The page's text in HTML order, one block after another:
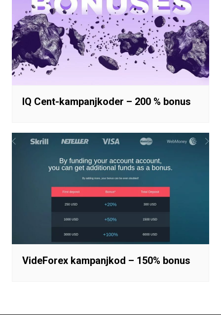
IQ Cent-kampanjkoder – 200 % bonus
VideForex kampanjkod – 150% bonus